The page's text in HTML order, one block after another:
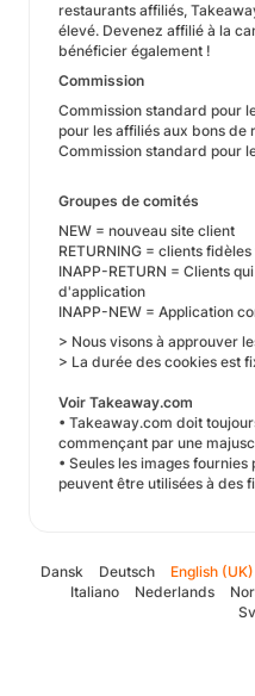
restaurants affiliés,
élevé. Devenez affilié à la
bénéficier également !
Commission
Commission standard pour
pour les affiliés aux bons de
Commission standard pour
Groupes de comités
NEW = nouveau site client
RETURNING = clients
INAPP-RETURN = Clients
d'application
INAPP-NEW = Application
> Nous visons à approuver
> La durée des cookies est
Voir Takeaway.com
• Takeaway.com doit
commençant par une
• Seules les images
peuvent être utilisées à des
Dansk Deutsch English (UK)
Italiano
Nederlands